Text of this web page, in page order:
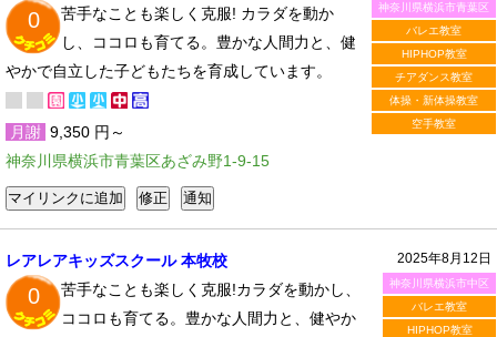
神奈川県横浜市青葉区
バレエ教室
HIPHOP教室
チアダンス教室
体操・新体操教室
空手教室
0
苦手なことも楽しく克服! カラダを動か
し、ココロも育てる。豊かな人間力と、健
やかで自立した子どもたちを育成しています。
月謝 9,350 円～
神奈川県横浜市青葉区あざみ野1-9-15
2025年8月12日
神奈川県横浜市中区
バレエ教室
HIPHOP教室
レアレアキッズスクール 本牧校
0
苦手なことも楽しく克服!カラダを動かし、
ココロも育てる。豊かな人間力と、健やか